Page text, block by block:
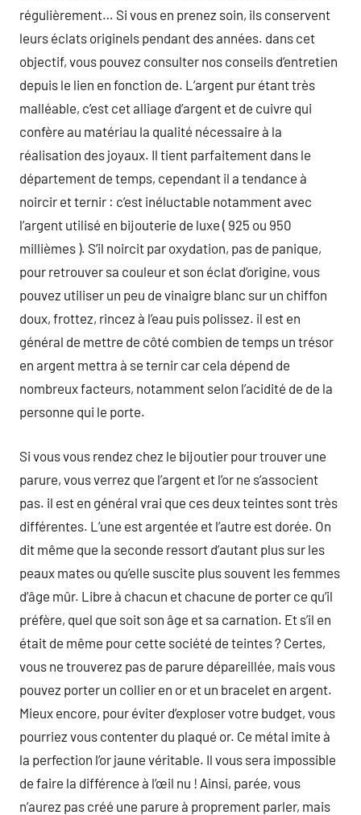
régulièrement… Si vous en prenez soin, ils conservent
leurs éclats originels pendant des années. dans cet
objectif, vous pouvez consulter nos conseils d’entretien
depuis le lien en fonction de. L’argent pur étant très
malléable, c’est cet alliage d’argent et de cuivre qui
confère au matériau la qualité nécessaire à la
réalisation des joyaux. Il tient parfaitement dans le
département de temps, cependant il a tendance à
noircir et ternir : c’est inéluctable notamment avec
l’argent utilisé en bijouterie de luxe ( 925 ou 950
millièmes ). S’il noircit par oxydation, pas de panique,
pour retrouver sa couleur et son éclat d’origine, vous
pouvez utiliser un peu de vinaigre blanc sur un chiffon
doux, frottez, rincez à l’eau puis polissez. il est en
général de mettre de côté combien de temps un trésor
en argent mettra à se ternir car cela dépend de
nombreux facteurs, notamment selon l’acidité de de la
personne qui le porte.
Si vous vous rendez chez le bijoutier pour trouver une
parure, vous verrez que l’argent et l’or ne s’associent
pas. il est en général vrai que ces deux teintes sont très
différentes. L’une est argentée et l’autre est dorée. On
dit même que la seconde ressort d’autant plus sur les
peaux mates ou qu’elle suscite plus souvent les femmes
d’âge mûr. Libre à chacun et chacune de porter ce qu’il
préfère, quel que soit son âge et sa carnation. Et s’il en
était de même pour cette société de teintes ? Certes,
vous ne trouverez pas de parure dépareillée, mais vous
pouvez porter un collier en or et un bracelet en argent.
Mieux encore, pour éviter d’exploser votre budget, vous
pourriez vous contenter du plaqué or. Ce métal imite à
la perfection l’or jaune véritable. Il vous sera impossible
de faire la différence à l’œil nu ! Ainsi, parée, vous
n’aurez pas créé une parure à proprement parler, mais